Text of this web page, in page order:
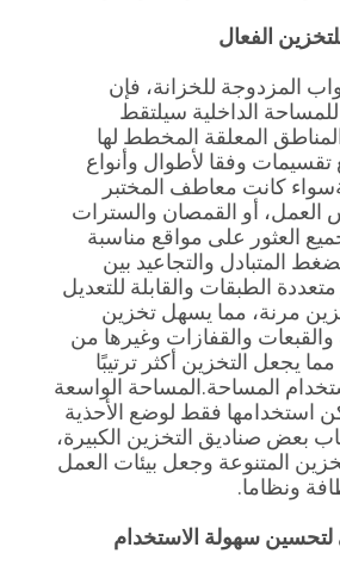
الفعال
المزدوجة للخزانة، فإن
الداخلية سيلتقط
المعلقة المخطط لها
وفقا لأطوال وأنواع
كانت معاطف المختبر
العمل، أو القمصان والسترات
العثور على مواقع مناسبة
المتبادل والتجاعيد بين
الطبقات والقابلة للتعديل
مرنة، مما يسهل تخزين
والقفازات وغيرها من
يجعل التخزين أكثر ترتيبًا
المساحة.المساحة الواسعة
استخدامها فقط لوضع الأحذية
بعض صناديق التخزين الكبيرة،
المتنوعة وجعل بيئات العمل
ونظاما.
لتحسين سهولة الاستخدام